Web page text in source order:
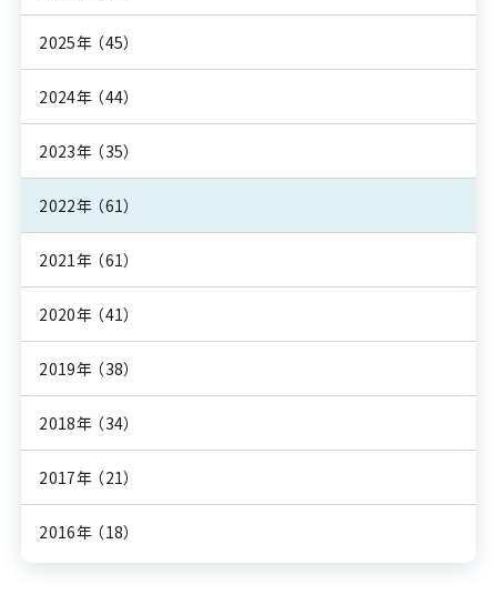
2025年 （45）
2024年 （44）
2023年 （35）
2022年 （61）
2021年 （61）
2020年 （41）
2019年 （38）
2018年 （34）
2017年 （21）
2016年 （18）